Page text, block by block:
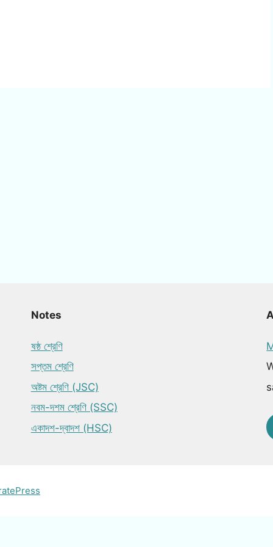
Notes
ষষ্ঠ শ্রেণি
সপ্তম শ্রেণি
অষ্টম শ্রেণি (JSC)
নবম-দশম শ্রেণি (SSC)
একাদশ-দ্বাদশ (HSC)